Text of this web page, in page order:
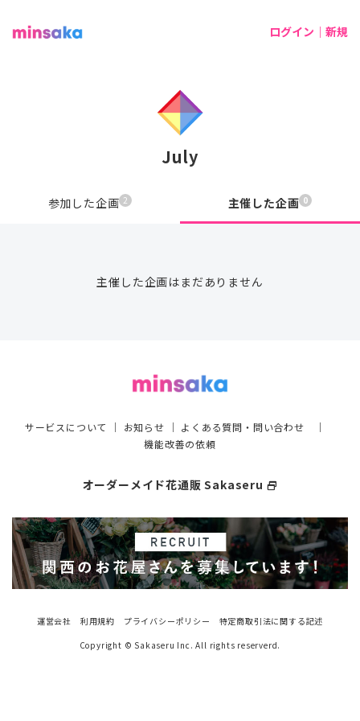
ログイン｜新規
July
参加した企画 2 主催した企画 0
主催した企画はまだありません
サービスについて ｜ お知らせ ｜ よくある質問・問い合わせ ｜
機能改善の依頼
オーダーメイド花通販 Sakaseru select_window
運営会社 利用規約 プライバシーポリシー
特定商取引法に関する記述
Copyright © Sakaseru Inc. All rights reserverd.